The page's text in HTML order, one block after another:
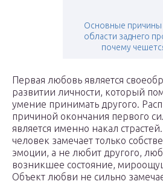
Основные причины
области заднего
почему
Первая любовь является
развитии личности, который
умение принимать другого.
причиной окончания первого
является именно накал
человек замечает только
эмоции, а не любит другого,
возникшее состояние,
Объект любви не сильно